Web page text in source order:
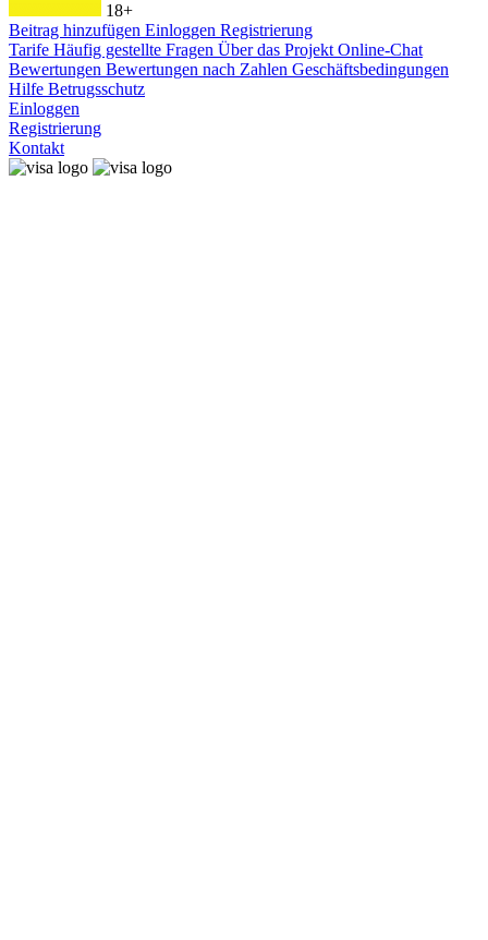
18+
Beitrag hinzufügen Einloggen Registrierung
Tarife Häufig gestellte Fragen Über das Projekt Online-Chat
Bewertungen Bewertungen nach Zahlen Geschäftsbedingungen
Hilfe Betrugsschutz
Einloggen
Registrierung
Kontakt